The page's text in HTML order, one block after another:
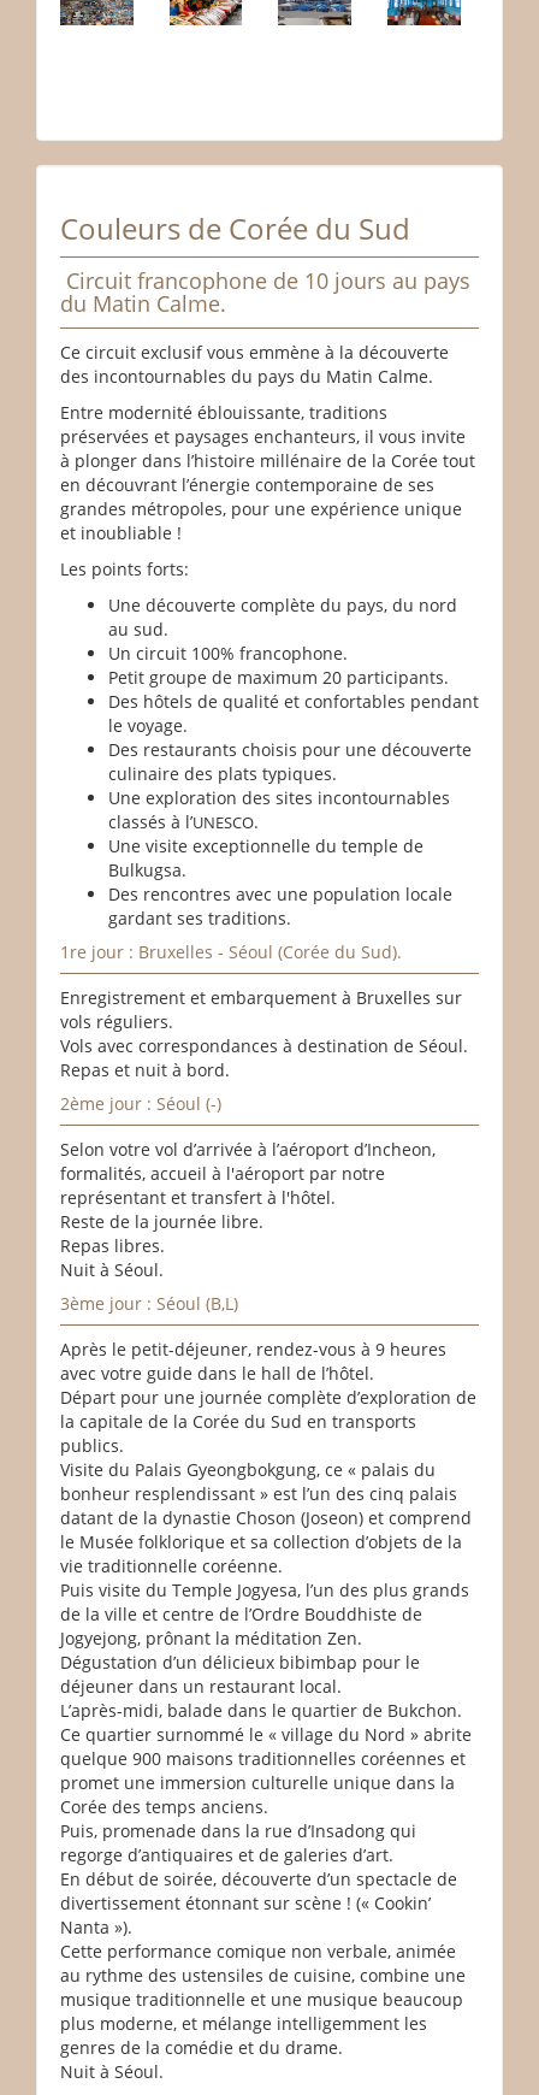
Couleurs de Corée du Sud
Circuit francophone de 10 jours au pays
du Matin Calme.
Ce circuit exclusif vous emmène à la découverte
des incontournables du pays du Matin Calme.
Entre modernité éblouissante, traditions
préservées et paysages enchanteurs, il vous invite
à plonger dans l’histoire millénaire de la Corée tout
en découvrant l’énergie contemporaine de ses
grandes métropoles, pour une expérience unique
et inoubliable !
Les points forts:
Une découverte complète du pays, du nord
au sud.
Un circuit 100% francophone.
Petit groupe de maximum 20 participants.
Des hôtels de qualité et confortables pendant
le voyage.
Des restaurants choisis pour une découverte
culinaire des plats typiques.
Une exploration des sites incontournables
classés à l’UNESCO.
Une visite exceptionnelle du temple de
Bulkugsa.
Des rencontres avec une population locale
gardant ses traditions.
1re jour : Bruxelles - Séoul (Corée du Sud).
Enregistrement et embarquement à Bruxelles sur
vols réguliers.
Vols avec correspondances à destination de Séoul.
Repas et nuit à bord.
2ème jour : Séoul (-)
Selon votre vol d’arrivée à l’aéroport d’Incheon,
formalités, accueil à l'aéroport par notre
représentant et transfert à l'hôtel.
Reste de la journée libre.
Repas libres.
Nuit à Séoul.
3ème jour : Séoul (B,L)
Après le petit-déjeuner, rendez-vous à 9 heures
avec votre guide dans le hall de l’hôtel.
Départ pour une journée complète d’exploration de
la capitale de la Corée du Sud en transports
publics.
Visite du Palais Gyeongbokgung, ce « palais du
bonheur resplendissant » est l’un des cinq palais
datant de la dynastie Choson (Joseon) et comprend
le Musée folklorique et sa collection d’objets de la
vie traditionnelle coréenne.
Puis visite du Temple Jogyesa, l’un des plus grands
de la ville et centre de l’Ordre Bouddhiste de
Jogyejong, prônant la méditation Zen.
Dégustation d’un délicieux bibimbap pour le
déjeuner dans un restaurant local.
L’après-midi, balade dans le quartier de Bukchon.
Ce quartier surnommé le « village du Nord » abrite
quelque 900 maisons traditionnelles coréennes et
promet une immersion culturelle unique dans la
Corée des temps anciens.
Puis, promenade dans la rue d’Insadong qui
regorge d’antiquaires et de galeries d’art.
En début de soirée, découverte d’un spectacle de
divertissement étonnant sur scène ! (« Cookin’
Nanta »).
Cette performance comique non verbale, animée
au rythme des ustensiles de cuisine, combine une
musique traditionnelle et une musique beaucoup
plus moderne, et mélange intelligemment les
genres de la comédie et du drame.
Nuit à Séoul.